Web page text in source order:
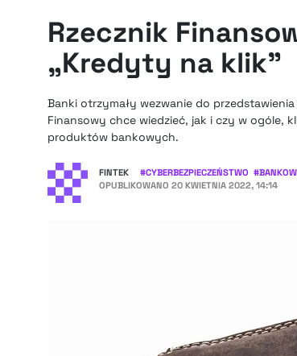
Rzecznik
„Kredyty na klik”
Banki otrzymały wezwanie do
Finansowy chce wiedzieć, jak i czy w ogóle,
produktów bankowych.
FINTEK #CYBERBEZPIECZEŃSTWO #
OPUBLIKOWANO 20 KWIETNIA 2022, 14:14